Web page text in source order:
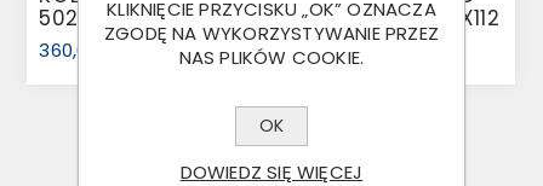
502 96N ROSAVA
5X112
360,00 ZŁ
104N SECURITY 5X112
5,5J
OD 400,00 ZŁ
KLIKNIĘCIE PRZYCISKU „OK” OZNACZA
ZGODĘ NA WYKORZYSTYWANIE PRZEZ
NAS PLIKÓW COOKIE.
OK
DOWIEDZ SIĘ WIĘCEJ